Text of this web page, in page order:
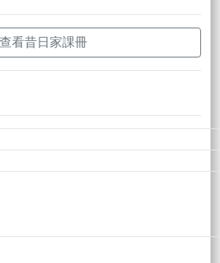
查看昔日家課冊